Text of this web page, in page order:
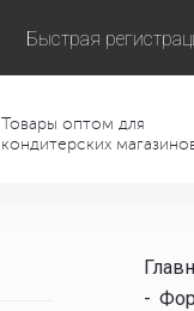
Быстрая
Товары оптом для
кондитерских
-